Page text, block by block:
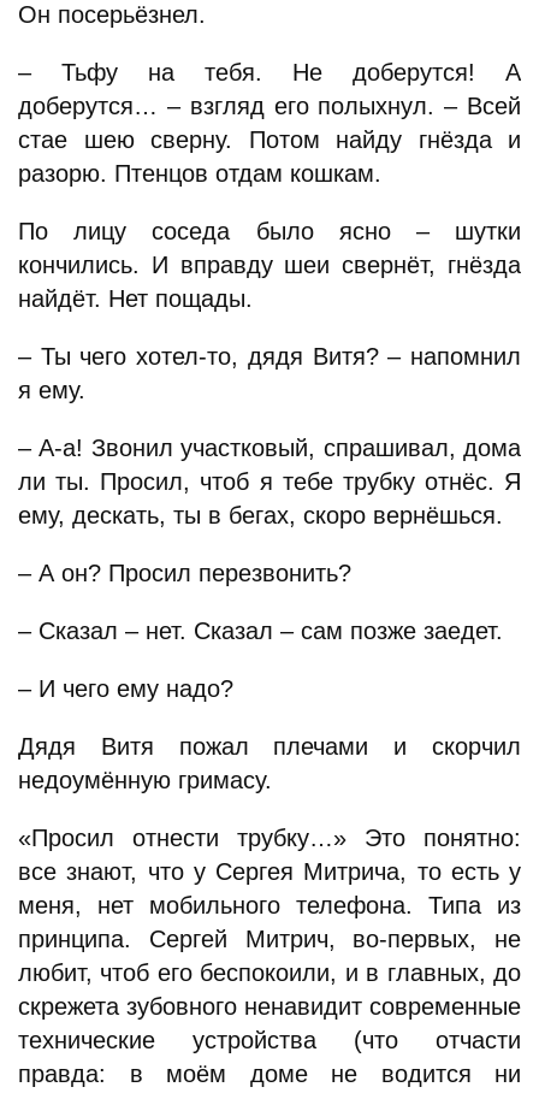
Он посерьёзнел.
– Тьфу на тебя. Не доберутся! А
доберутся… – взгляд его полыхнул. – Всей
стае шею сверну. Потом найду гнёзда и
разорю. Птенцов отдам кошкам.
По лицу соседа было ясно – шутки
кончились. И вправду шеи свернёт, гнёзда
найдёт. Нет пощады.
– Ты чего хотел-то, дядя Витя? – напомнил
я ему.
– А-а! Звонил участковый, спрашивал, дома
ли ты. Просил, чтоб я тебе трубку отнёс. Я
ему, дескать, ты в бегах, скоро вернёшься.
– А он? Просил перезвонить?
– Сказал – нет. Сказал – сам позже заедет.
– И чего ему надо?
Дядя Витя пожал плечами и скорчил
недоумённую гримасу.
«Просил отнести трубку…» Это понятно:
все знают, что у Сергея Митрича, то есть у
меня, нет мобильного телефона. Типа из
принципа. Сергей Митрич, во-первых, не
любит, чтоб его беспокоили, и в главных, до
скрежета зубовного ненавидит современные
технические устройства (что отчасти
правда: в моём доме не водится ни